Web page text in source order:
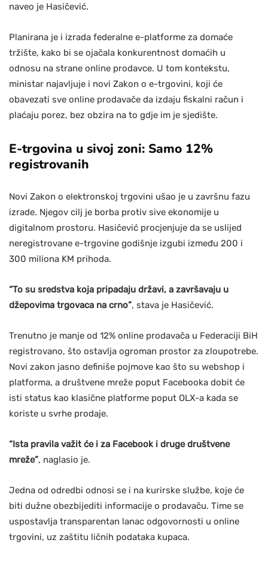
naveo je Hasičević.
Planirana je i izrada federalne e-platforme za domaće
tržište, kako bi se ojačala konkurentnost domaćih u
odnosu na strane online prodavce. U tom kontekstu,
ministar najavljuje i novi Zakon o e-trgovini, koji će
obavezati sve online prodavače da izdaju fiskalni račun i
plaćaju porez, bez obzira na to gdje im je sjedište.
E-trgovina u sivoj zoni: Samo 12%
registrovanih
Novi Zakon o elektronskoj trgovini ušao je u završnu fazu
izrade. Njegov cilj je borba protiv sive ekonomije u
digitalnom prostoru. Hasičević procjenjuje da se uslijed
neregistrovane e-trgovine godišnje izgubi između 200 i
300 miliona KM prihoda.
“To su sredstva koja pripadaju državi, a završavaju u
džepovima trgovaca na crno”, stava je Hasičević.
Trenutno je manje od 12% online prodavača u Federaciji BiH
registrovano, što ostavlja ogroman prostor za zloupotrebe.
Novi zakon jasno definiše pojmove kao što su webshop i
platforma, a društvene mreže poput Facebooka dobit će
isti status kao klasične platforme poput OLX-a kada se
koriste u svrhe prodaje.
“Ista pravila važit će i za Facebook i druge društvene
mreže”, naglasio je.
Jedna od odredbi odnosi se i na kurirske službe, koje će
biti dužne obezbijediti informacije o prodavaču. Time se
uspostavlja transparentan lanac odgovornosti u online
trgovini, uz zaštitu ličnih podataka kupaca.